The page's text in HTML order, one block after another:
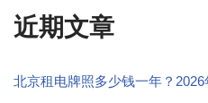
近期文章
北京租电牌照多少钱一年？